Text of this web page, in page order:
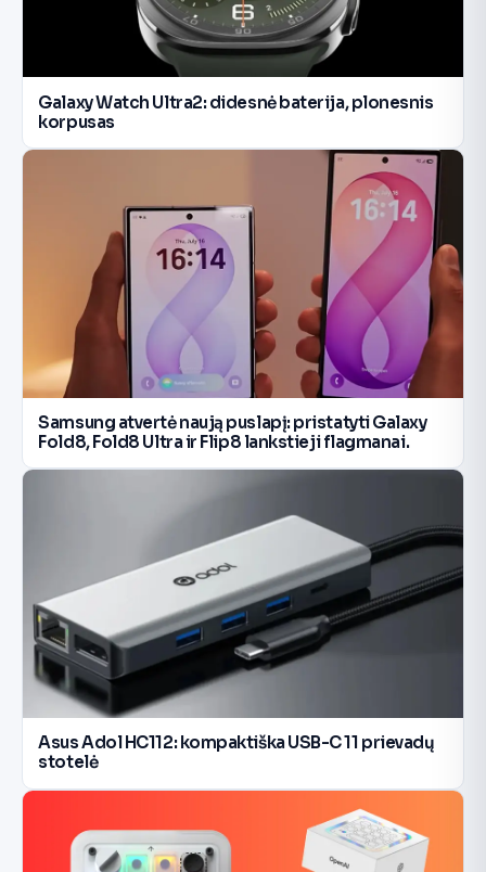
Galaxy Watch Ultra2: didesnė baterija, plonesnis
korpusas
Samsung atvertė naują puslapį: pristatyti Galaxy
Fold8, Fold8 Ultra ir Flip8 lankstieji flagmanai.
Asus Adol HC112: kompaktiška USB-C 11 prievadų
stotelė